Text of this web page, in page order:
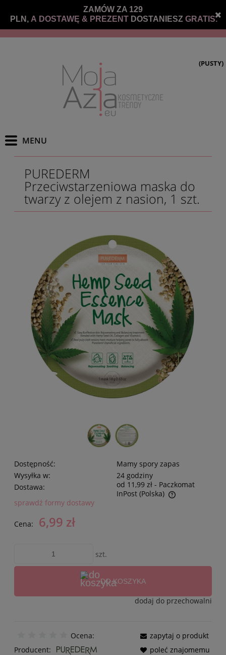
ZAMÓW ZA 129
PLN, A DOSTAWĘ & PREZENT DOSTANIESZ GRATIS.
(PUSTY)
PUREDERM
Przeciwstarzeniowa maska do
twarzy z olejem z nasion, 1 szt.
Dostępność:
Mamy spory zapas
Wysyłka w:
24 godziny
Dostawa:
od 11,99 zł - Paczkomat
InPost (Polska)
sprawdź formy dostawy
Cena: 6,99 zł
szt.
DO KOSZYKA
dodaj do przechowalni
Ocena:
Producent:
zapytaj o produkt
poleć znajomemu